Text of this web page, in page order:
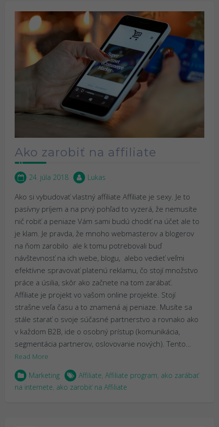
Ako zarobiť na affiliate
24. júla 2018 Lukas
Ako si vybudovať vlastný affiliate Affiliate je sexy. Je to
pasívny príjem a na prvý pohľad to vyzerá, že nemusíte
nič robiť a peniaze Vám sami budú chodiť na účet ale to
je klam. Je pravda, že mnoho webmasterov a blogerov
na ňom zarobilo ale k tomu potrebovali buď
návštevnosť na ich webe, blogu, alebo vedieť veľmi
efektívne spravovať platenú reklamu, čo stojí množstvo
práce a úsilia, skôr ako začnete na tom zarábať.
Affiliate je projekt vo vašom online projekte. Stojí
strašne veľa času a to znamená aj peniaze. Musíte sa
stále starať o svoje súčasné partnerstvo a rovnako ako
v každom B2B, ide o osobný prístup (komunikácia,
segmentácia partnerov, oslovovanie nových). Tento…
Read More
Marketing Affiliate, Affiliate program, ako zarábať
na internete, ako zarobiť na Affiliate